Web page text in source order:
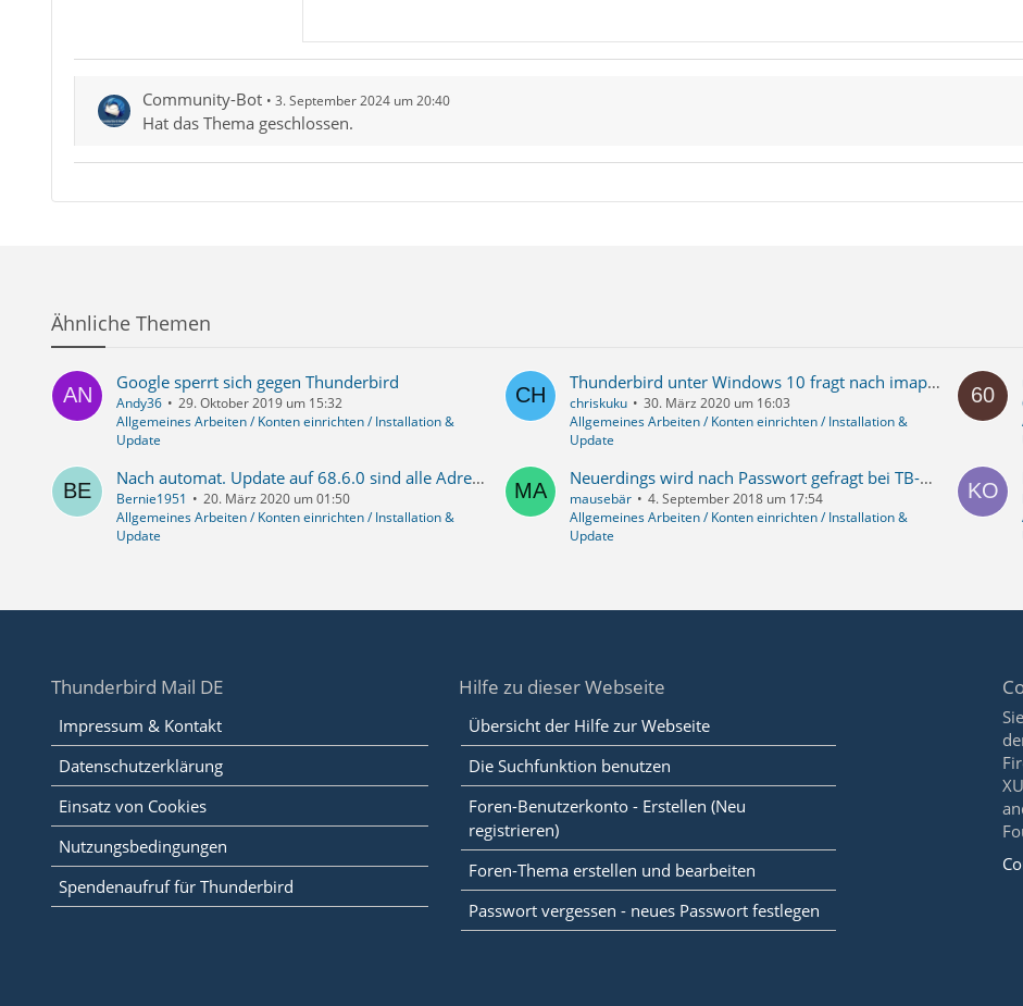
Community-Bot 3. September 2024 um 20:40
Hat das Thema geschlossen.
Ähnliche Themen
Google sperrt sich gegen Thunderbird
Andy36
29. Oktober 2019 um 15:32
Allgemeines Arbeiten / Konten einrichten / Installation &
Update
Thunderbird unter Windows 10 fragt nach imap Password für apple mail account
chriskuku
30. März 2020 um 16:03
Allgemeines Arbeiten / Konten einrichten / Installation &
Update
Nach automat. Update auf 68.6.0 sind alle Adressbücher und zusätzlichen lokalen Ordner mit emails verschwunden
Bernie1951
20. März 2020 um 01:50
Allgemeines Arbeiten / Konten einrichten / Installation &
Update
Neuerdings wird nach Passwort gefragt bei TB-Start
mausebär
4. September 2018 um 17:54
Allgemeines Arbeiten / Konten einrichten / Installation &
Update
Thunderbird Mail DE
Impressum & Kontakt
Datenschutzerklärung
Einsatz von Cookies
Nutzungsbedingungen
Spendenaufruf für Thunderbird
Hilfe zu dieser Webseite
Übersicht der Hilfe zur Webseite
Die Suchfunktion benutzen
Foren-Benutzerkonto - Erstellen (Neu
registrieren)
Foren-Thema erstellen und bearbeiten
Passwort vergessen - neues Passwort festlegen